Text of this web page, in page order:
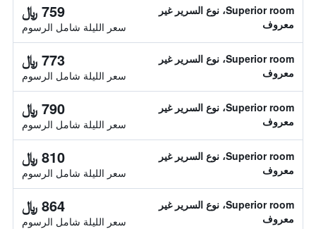
Superior room، نوع السرير غير
معروف
759 ﷼
سعر الليلة شامل الرسوم
Superior room، نوع السرير غير
معروف
773 ﷼
سعر الليلة شامل الرسوم
Superior room، نوع السرير غير
معروف
790 ﷼
سعر الليلة شامل الرسوم
Superior room، نوع السرير غير
معروف
810 ﷼
سعر الليلة شامل الرسوم
Superior room، نوع السرير غير
معروف
864 ﷼
سعر الليلة شامل الرسوم